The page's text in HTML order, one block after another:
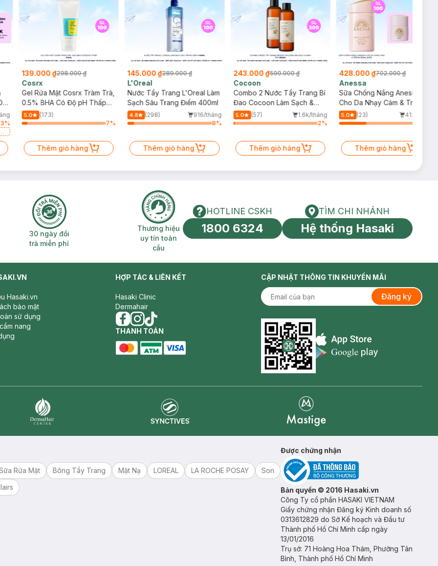
%
139.000 ₫298.000 ₫
Cosrx
Gel Rửa Mặt Cosrx Tràm Trà,
0.5% BHA Có Độ pH Thấp
150ml
5.0
(173)
7%
Thêm giỏ hàng
145.000 ₫289.000 ₫
L'Oreal
Nước Tẩy Trang L'Oreal Làm
Sạch Sâu Trang Điểm 400ml
4.8 (298)
916/tháng
8%
Thêm giỏ hàng
243.000 ₫590.000 ₫
Cocoon
Combo 2 Nước Tẩy Trang Bí
Đao Cocoon Làm Sạch &
Giảm Dầu 500ml
5.0 (57)
1.6k/tháng
2%
Thêm giỏ hàng
428.000 ₫702.000 ₫
Anessa
Sữa Chống Nắng Anessa
Cho Da Nhạy Cảm & Trẻ Em
60ml (Mới)
5.0 (23)
413/tháng
Thêm giỏ hàng
30 ngày đổi trả miễn phí
30 ngày đổi
trả miễn phí
Thương hiệu uy tín toàn cầu
Thương hiệu
uy tín toàn
cầu
HOTLINE CSKH
HOTLINE CSKH
1800 6324
Tìm chi nhánh
TÌM CHI NHÁNH
Hệ thống Hasaki
Hasaki.vn
bảo mật
sử dụng
nang
HỢP TÁC & LIÊN KẾT
Hasaki Clinic
Dermahair
facebook
instagram
tiktok
THANH TOÁN
CẬP NHẬT THÔNG TIN KHUYẾN MÃI
Đăng ký
Appstore icon
Rửa Mặt Bông Tẩy Trang Mặt Nạ LOREAL LA ROCHE POSAY
Son
Được chứng nhận
Bản quyền © 2016 Hasaki.vn
Công Ty cổ phần HASAKI VIETNAM
Giấy chứng nhận Đăng ký Kinh doanh số
0313612829 do Sở Kế hoạch và Đầu tư
Thành phố Hồ Chí Minh cấp ngày
13/01/2016
Trụ sở: 71 Hoàng Hoa Thám, Phường Tân
Bình, Thành phố Hồ Chí Minh